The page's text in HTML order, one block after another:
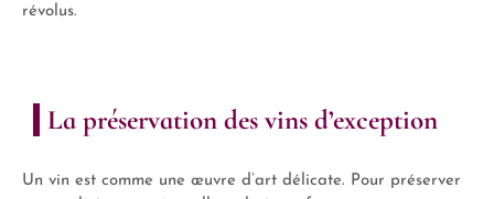
révolus.
La préservation des vins d’exception
Un vin est comme une œuvre d’art délicate. Pour préserver